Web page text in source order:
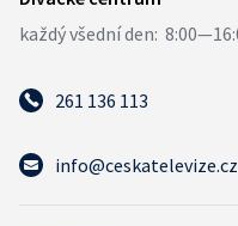
261 136 113
info@ceskatelevize.cz